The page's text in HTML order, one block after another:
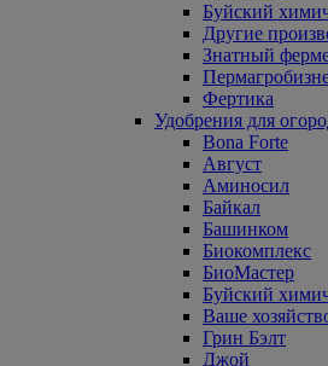
Буйский
Другие
Знатный
Фертика
Удобрения для
Bona Forte
Август
Аминосил
Байкал
Башинком
Биокомплекс
БиоМастер
Буйский
Ваше
Грин Бэлт
Джой